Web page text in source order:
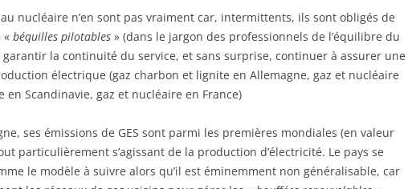
nucléaire n’en sont pas vraiment car, intermittents, ils sont obligés de
« béquilles pilotables » (dans le jargon des professionnels de l’équilibre du
la continuité du service, et sans surprise, continuer à assurer une
électrique (gaz charbon et lignite en Allemagne, gaz et nucléaire
en Scandinavie, gaz et nucléaire en France)
ses émissions de GES sont parmi les premières mondiales (en valeur
particulièrement s’agissant de la production d’électricité. Le pays se
le modèle à suivre alors qu’il est éminemment non généralisable, car